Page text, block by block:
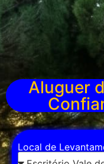
Aluguer
Local de